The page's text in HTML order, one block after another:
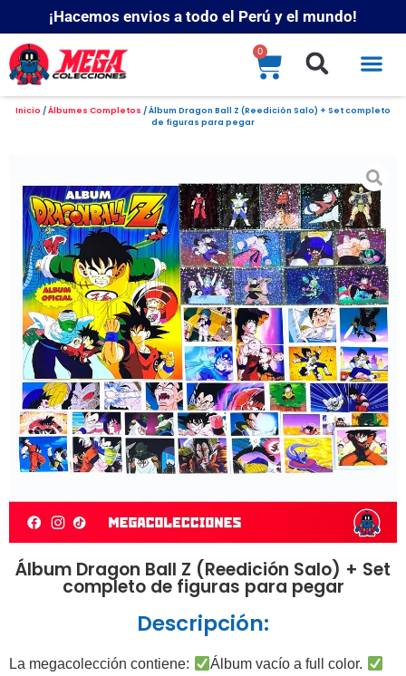
¡Hacemos envios a todo el Perú y el mundo!
0
Inicio /Álbumes Completos / Álbum Dragon Ball Z (Reedición Salo) + Set completo
de figuras para pegar
Álbum Dragon Ball Z (Reedición Salo) + Set
completo de figuras para pegar
Descripción:
La megacolección contiene:
Álbum vacío a full color.